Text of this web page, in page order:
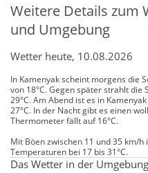
Weitere Details zum
und Umgebung
Wetter heute, 10.08.2026
In Kamenyak scheint morgens die
von 18°C. Gegen später strahlt
29°C. Am Abend ist es in
27°C. In der Nacht gibt es einen
Thermometer fällt auf 16°C.
Mit Böen zwischen 11 und 35 km/
Temperaturen bei 17 bis 31°C.
Das Wetter in der Umgebung